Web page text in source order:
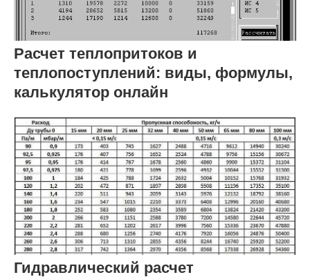
Расчет теплопритоков и
теплопоступлений: виды, формулы,
калькулятор онлайн
Гидравлический расчет